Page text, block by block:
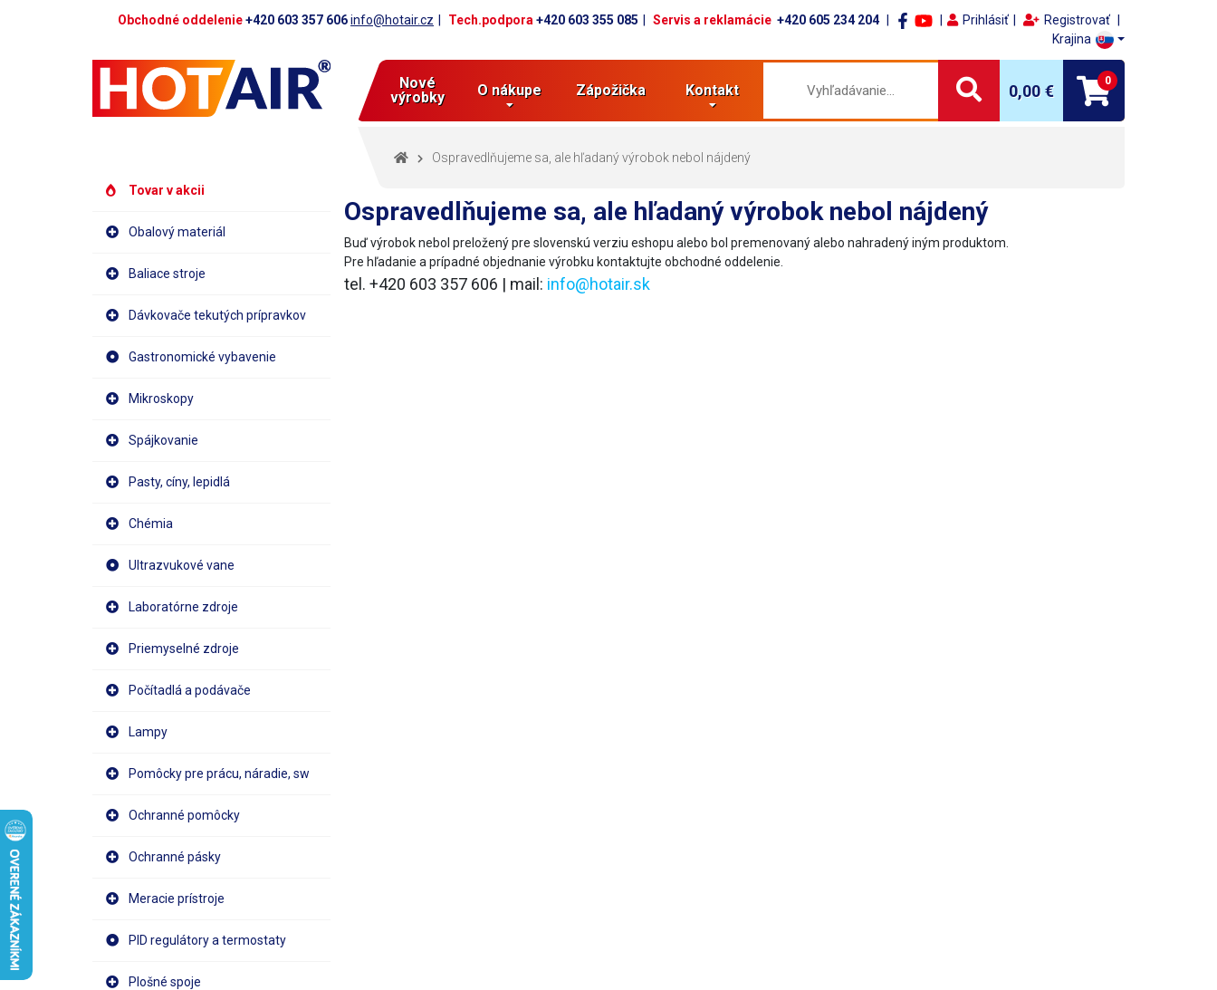
Obchodné oddelenie+420 603 357 606info@hotair.cz Tech.podpora +420 603 355 085 Servis a reklamácie +420 605 234 204 Prihlásiť
Registrovať
Krajina
Nové
výrobky
O nákupe Zápožička Kontakt 0,00 €
0
Tovar v akcii
Obalový materiál
Baliace stroje
Dávkovače tekutých prípravkov
Gastronomické vybavenie
Mikroskopy
Spájkovanie
Pasty, cíny, lepidlá
Chémia
Ultrazvukové vane
Laboratórne zdroje
Priemyselné zdroje
Počítadlá a podávače
Lampy
Pomôcky pre prácu, náradie, sw
Ochranné pomôcky
Ochranné pásky
Meracie prístroje
PID regulátory a termostaty
Plošné spoje
Ospravedlňujeme sa, ale hľadaný výrobok nebol nájdený
Ospravedlňujeme sa, ale hľadaný výrobok nebol nájdený
Buď výrobok nebol preložený pre slovenskú verziu eshopu alebo bol premenovaný alebo nahradený iným produktom.
Pre hľadanie a prípadné objednanie výrobku kontaktujte obchodné oddelenie.
tel. +420 603 357 606 | mail: info@hotair.sk